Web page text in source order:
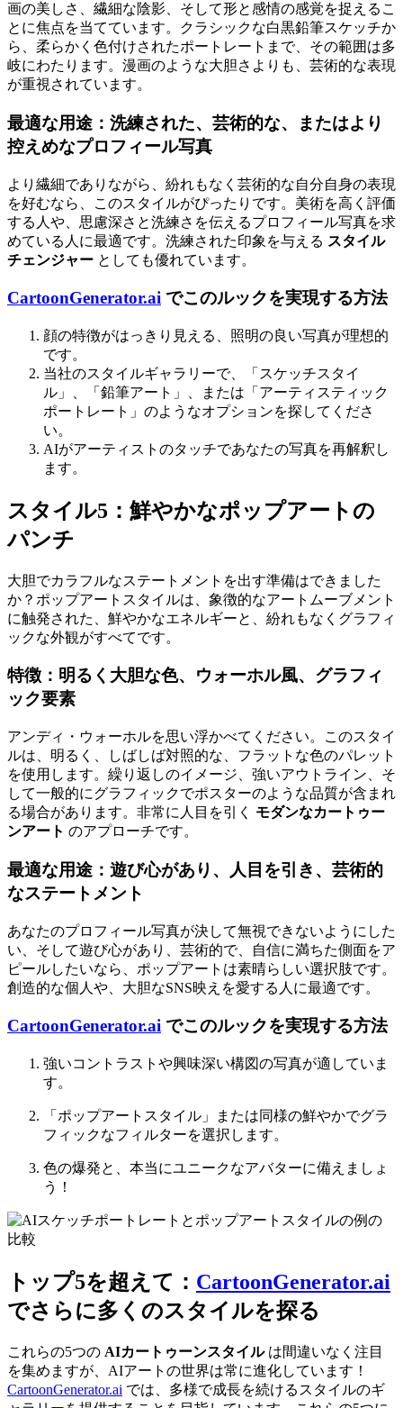
画の美しさ、繊細な陰影、そして形と感情の感覚を捉えるこ
とに焦点を当てています。クラシックな白黒鉛筆スケッチか
ら、柔らかく色付けされたポートレートまで、その範囲は多
岐にわたります。漫画のような大胆さよりも、芸術的な表現
が重視されています。
最適な用途：洗練された、芸術的な、またはより
控えめなプロフィール写真
より繊細でありながら、紛れもなく芸術的な自分自身の表現
を好むなら、このスタイルがぴったりです。美術を高く評価
する人や、思慮深さと洗練さを伝えるプロフィール写真を求
めている人に最適です。洗練された印象を与える スタイル
チェンジャー としても優れています。
CartoonGenerator.ai でこのルックを実現する方法
顔の特徴がはっきり見える、照明の良い写真が理想的
です。
当社のスタイルギャラリーで、「スケッチスタイ
ル」、「鉛筆アート」、または「アーティスティック
ポートレート」のようなオプションを探してくださ
い。
AIがアーティストのタッチであなたの写真を再解釈し
ます。
スタイル5：鮮やかなポップアートの
パンチ
大胆でカラフルなステートメントを出す準備はできました
か？ポップアートスタイルは、象徴的なアートムーブメント
に触発された、鮮やかなエネルギーと、紛れもなくグラフィ
ックな外観がすべてです。
特徴：明るく大胆な色、ウォーホル風、グラフィ
ック要素
アンディ・ウォーホルを思い浮かべてください。このスタイ
ルは、明るく、しばしば対照的な、フラットな色のパレット
を使用します。繰り返しのイメージ、強いアウトライン、そ
して一般的にグラフィックでポスターのような品質が含まれ
る場合があります。非常に人目を引く モダンなカートゥー
ンアート のアプローチです。
最適な用途：遊び心があり、人目を引き、芸術的
なステートメント
あなたのプロフィール写真が決して無視できないようにした
い、そして遊び心があり、芸術的で、自信に満ちた側面をア
ピールしたいなら、ポップアートは素晴らしい選択肢です。
創造的な個人や、大胆なSNS映えを愛する人に最適です。
CartoonGenerator.ai でこのルックを実現する方法
強いコントラストや興味深い構図の写真が適していま
す。
「ポップアートスタイル」または同様の鮮やかでグラ
フィックなフィルターを選択します。
色の爆発と、本当にユニークなアバターに備えましょ
う！
トップ5を超えて： CartoonGenerator.ai
でさらに多くのスタイルを探る
これらの5つの AIカートゥーンスタイルは間違いなく注目
を集めますが、AIアートの世界は常に進化しています！
CartoonGenerator.ai では、多様で成長を続けるスタイルのギ